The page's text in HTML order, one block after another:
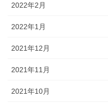
2022年2月
2022年1月
2021年12月
2021年11月
2021年10月